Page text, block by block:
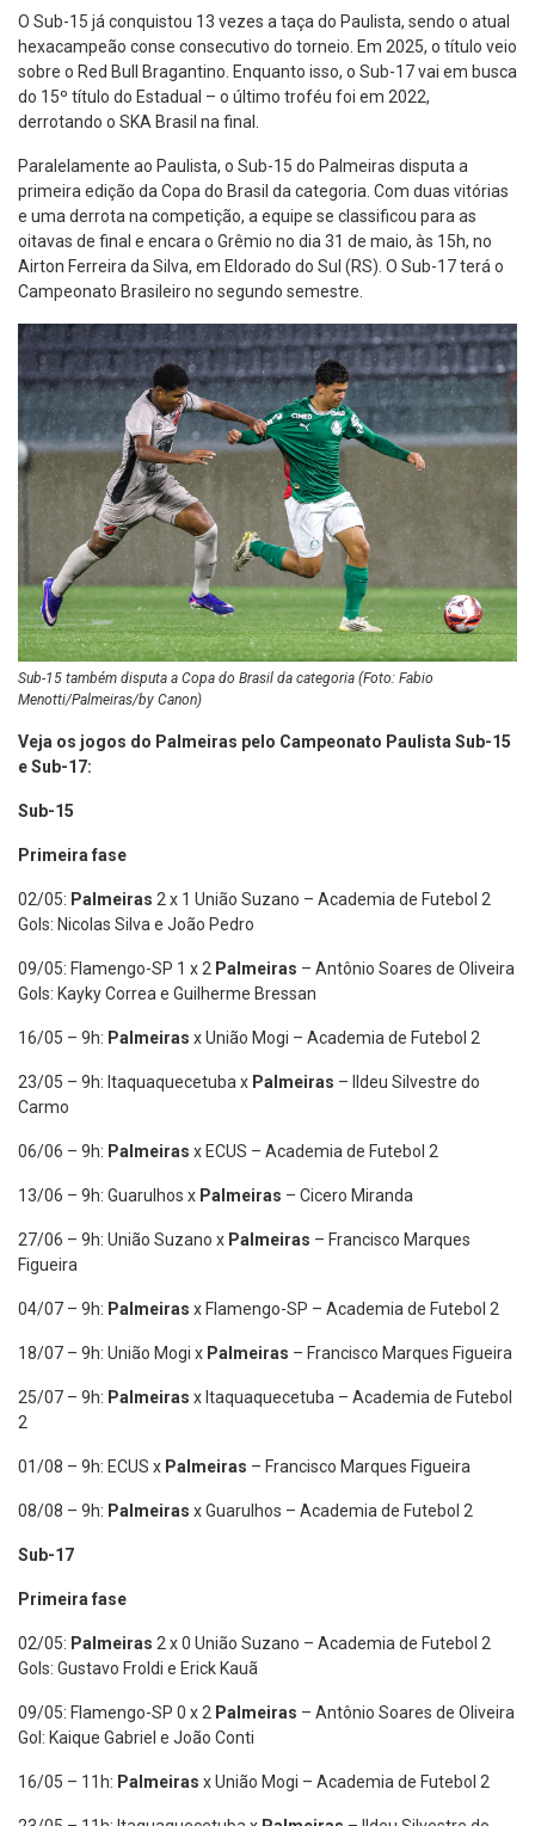
O Sub-15 já conquistou 13 vezes a taça do Paulista, sendo o atual
hexacampeão conse consecutivo do torneio. Em 2025, o título veio
sobre o Red Bull Bragantino. Enquanto isso, o Sub-17 vai em busca
do 15º título do Estadual – o último troféu foi em 2022,
derrotando o SKA Brasil na final.
Paralelamente ao Paulista, o Sub-15 do Palmeiras disputa a
primeira edição da Copa do Brasil da categoria. Com duas vitórias
e uma derrota na competição, a equipe se classificou para as
oitavas de final e encara o Grêmio no dia 31 de maio, às 15h, no
Airton Ferreira da Silva, em Eldorado do Sul (RS). O Sub-17 terá o
Campeonato Brasileiro no segundo semestre.
Sub-15 também disputa a Copa do Brasil da categoria (Foto: Fabio
Menotti/Palmeiras/by Canon)
Veja os jogos do Palmeiras pelo Campeonato Paulista Sub-15
e Sub-17:
Sub-15
Primeira fase
02/05: Palmeiras 2 x 1 União Suzano – Academia de Futebol 2
Gols: Nicolas Silva e João Pedro
09/05: Flamengo-SP 1 x 2 Palmeiras – Antônio Soares de Oliveira
Gols: Kayky Correa e Guilherme Bressan
16/05 – 9h: Palmeiras x União Mogi – Academia de Futebol 2
23/05 – 9h: Itaquaquecetuba x Palmeiras – Ildeu Silvestre do
Carmo
06/06 – 9h: Palmeiras x ECUS – Academia de Futebol 2
13/06 – 9h: Guarulhos x Palmeiras – Cicero Miranda
27/06 – 9h: União Suzano x Palmeiras – Francisco Marques
Figueira
04/07 – 9h: Palmeiras x Flamengo-SP – Academia de Futebol 2
18/07 – 9h: União Mogi x Palmeiras – Francisco Marques Figueira
25/07 – 9h: Palmeiras x Itaquaquecetuba – Academia de Futebol
2
01/08 – 9h: ECUS x Palmeiras – Francisco Marques Figueira
08/08 – 9h: Palmeiras x Guarulhos – Academia de Futebol 2
Sub-17
Primeira fase
02/05: Palmeiras 2 x 0 União Suzano – Academia de Futebol 2
Gols: Gustavo Froldi e Erick Kauã
09/05: Flamengo-SP 0 x 2 Palmeiras – Antônio Soares de Oliveira
Gol: Kaique Gabriel e João Conti
16/05 – 11h: Palmeiras x União Mogi – Academia de Futebol 2